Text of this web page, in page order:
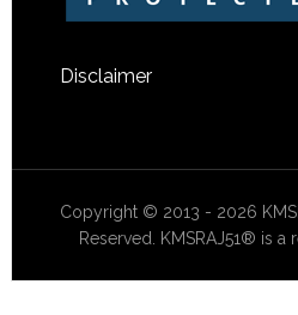
Disclaimer
Copyright © 2013 - 2026
Reserved. KMSRAJ51® is a